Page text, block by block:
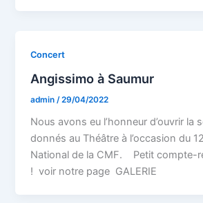
Concert
Angissimo à Saumur
admin /29/04/2022
Nous avons eu l’honneur d’ouvrir la
donnés au Théâtre à l’occasion du
National de la CMF. Petit compte-
! voir notre page GALERIE